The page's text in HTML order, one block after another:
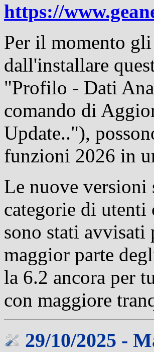
https://
Per il momento
dall'installare
"Profilo - Dati
comando di
Update.."),
funzioni 2026 in
Le nuove versioni
categorie di
sono stati
maggior parte
la 6.2 ancora per
con maggiore
29/10/2025 -